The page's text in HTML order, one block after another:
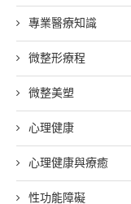
專業醫療知識
微整形療程
微整美塑
心理健康
心理健康與療癒
性功能障礙